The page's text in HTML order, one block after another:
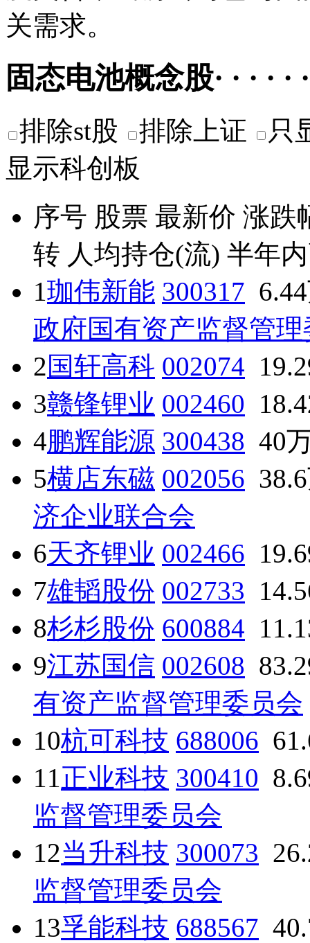
关需求。
固态电池概念股· · · · · ·
排除st股 排除上证
只
显示科创板
序号 股票 最新价 涨跌
转 人均持仓(流) 半年
1珈伟新能 300317
政府国有资产监督管
2国轩高科 002074
3赣锋锂业 002460
4鹏辉能源 300438 40
5横店东磁 002056
济企业联合会
6天齐锂业 002466
7雄韬股份 002733
8杉杉股份 600884
9江苏国信 002608
有资产监督管理委员会
10杭可科技 688006
11正业科技 300410
监督管理委员会
12当升科技 300073
监督管理委员会
13孚能科技 688567